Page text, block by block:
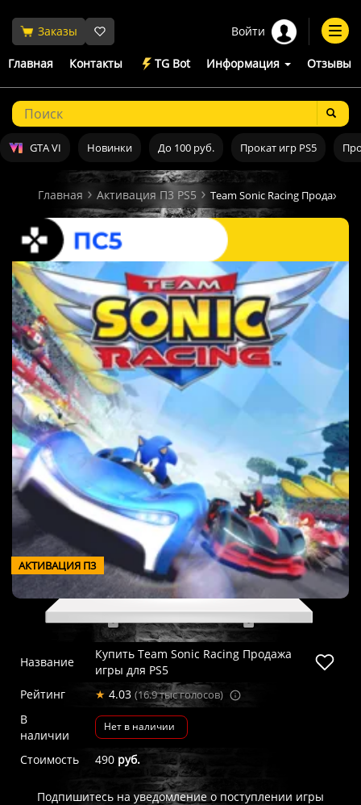
Заказы Войти
Главная Контакты TG Bot Информация Отзывы
GTA VI Новинки До 100 руб. Прокат игр PS5
Главная Активация П3 PS5 Team Sonic Racing Продажа
АКТИВАЦИЯ П3
Название
Купить Team Sonic Racing Продажа
игры для PS5
Рейтинг
★ 4.03 (16.9 тыс голосов)
В
наличии
Нет в наличии
Стоимость 490 руб.
Подпишитесь на уведомление о поступлении игры